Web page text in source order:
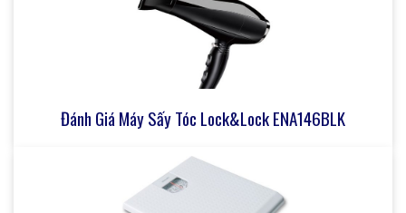
Đánh Giá Máy Sấy Tóc Lock&Lock ENA146BLK